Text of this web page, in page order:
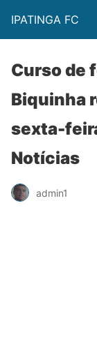
IPATINGA FC
Curso de
Biquinha
sexta-
Notícias
admin1